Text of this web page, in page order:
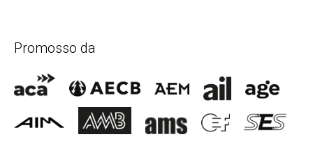
Promosso da